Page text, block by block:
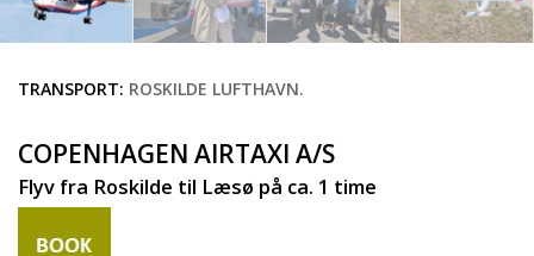
TRANSPORT: ROSKILDE LUFTHAVN.
COPENHAGEN AIRTAXI A/S
Flyv fra Roskilde til Læsø på ca. 1 time